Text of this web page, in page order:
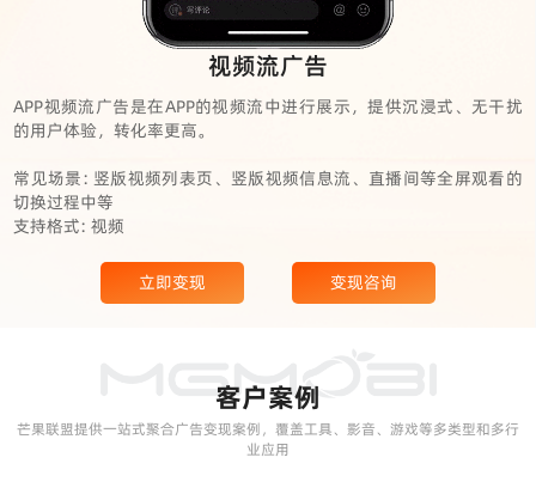
视频流广告
APP视频流广告是在APP的视频流中进行展示，提供沉浸式、无干扰
的用户体验，转化率更高。
常见场景: 竖版视频列表页、竖版视频信息流、直播间等全屏观看的
切换过程中等
支持格式: 视频
立即变现 变现咨询
客户案例
芒果联盟提供一站式聚合广告变现案例，覆盖工具、影音、游戏等多类型和多行
业应用